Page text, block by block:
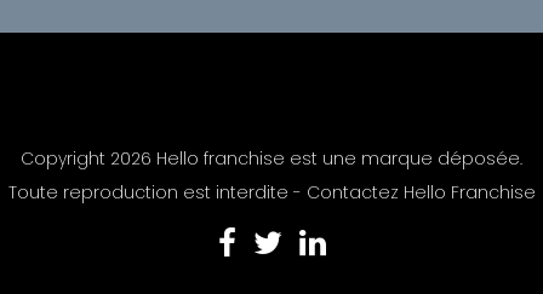
Copyright 2026 Hello franchise est une marque déposée.
Toute reproduction est interdite - Contactez Hello Franchise